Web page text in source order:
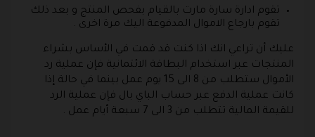
تقوم ادارة سارة مارت بالقيام بفحص المنتج و بعد ذلك
تقوم بارجاع الاموال المدفوعة اليك مرة اخرى .
عليك أن تراعي انك اذا كنت قد قمت في الأساس بشراء
المنتجات عبر استخدام البطاقة الائتمانية فإن عملية رد
الأموال ستطلب من 8 الى 15 يوم عمل بينما في حالة إذا
كانت عملية الدفع عبر حساب الباي بال فإن عملية الرد
للقيمة المالية تتطلب من 3 الى 7 سبعة أيام عمل .